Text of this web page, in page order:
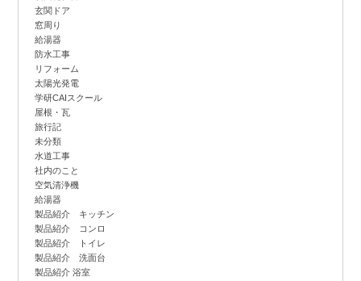
玄関ドア
窓周り
給湯器
防水工事
リフォーム
太陽光発電
学研CAIスクール
屋根・瓦
旅行記
未分類
水道工事
社内のこと
空気清浄機
給湯器
製品紹介 キッチン
製品紹介 コンロ
製品紹介 トイレ
製品紹介 洗面台
製品紹介 浴室